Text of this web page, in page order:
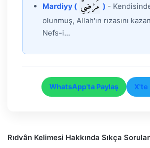
Mardiyy ( مَرْضِيّ ) -
olunmuş, Allah'ın rızasını
Nefs-i...
WhatsApp'ta Paylaş X'te
Rıdvân Kelimesi Hakkında Sıkça